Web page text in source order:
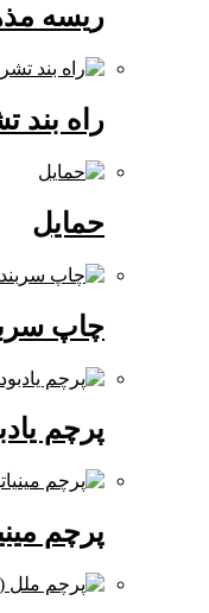
ریسه مذهبی و
راه بند تشریفات
چاپ سربند
پرچم یادبود
پرچم مینیاتوری